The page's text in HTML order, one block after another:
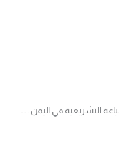
التشريعية في اليمن ……